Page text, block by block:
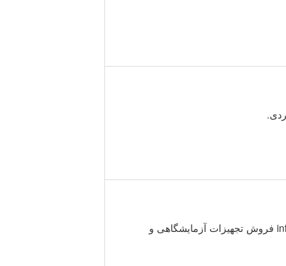
ی ایران ساخت برگزار کننده معاونت علمی و فناوری ریاست جمهوری ایمیل info@iranlabexpo.ir فروش تجهیزات آزمایشگاهی و